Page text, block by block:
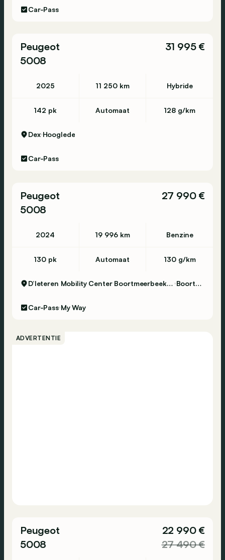
Car-Pass
Peugeot
5008
31 995 €
2025 11 250 km Hybride
142 pk Automaat 128 g/km
Dex Hooglede
Car-Pass
Peugeot
5008
27 990 €
2024 19 996 km Benzine
130 pk Automaat 130 g/km
D’Ieteren Mobility Center Boortmeerbeek - Volkswagen & Commercial Vehicles Boortmeerbeek
Car-Pass My Way
ADVERTENTIE
Peugeot
5008
22 990 €
27 490 €